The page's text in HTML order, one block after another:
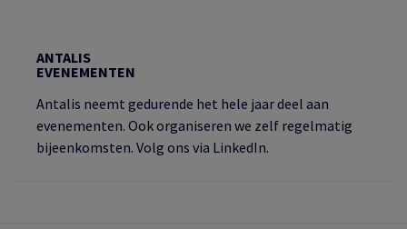
ANTALIS
EVENEMENTEN
Antalis neemt gedurende het hele jaar deel aan
evenementen. Ook organiseren we zelf regelmatig
bijeenkomsten. Volg ons via LinkedIn.